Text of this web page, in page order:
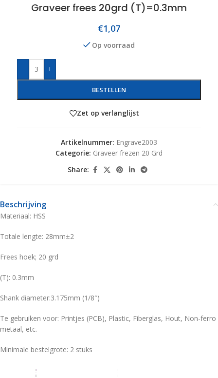
Graveer frees 20grd (T)=0.3mm
€1,07
Op voorraad
- +
BESTELLEN
Zet op verlanglijst
Artikelnummer: Engrave2003
Categorie: Graveer frezen 20 Grd
Share:
Beschrijving
Materiaal: HSS
Totale lengte: 28mm±2
Frees hoek; 20 grd
(T): 0.3mm
Shank diameter:3.175mm (1/8″)
Te gebruiken voor: Printjes (PCB), Plastic, Fiberglas, Hout, Non-ferro
metaal, etc.
Minimale bestelgrote: 2 stuks